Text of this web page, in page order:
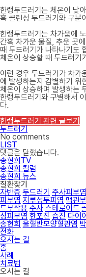
한랭두드러기는 체온이 낮
혹 콜린성 두드러기와 구분
한랭두드러기는 차가움에
간혹 차가운 물질, 추운 곳
때 두드러기가 나타나기도
체온이 상승할 때 두드러기
이런 경우 두드러기가 차가
에 발생하는지 감별하기 위
체온이 상승하며 발생하는
한랭두드러기와 구별해서
다.
한랭두드러기 관련 글보기
두드러기
No comments
LIST
댓글은 닫혔습니다.
송현희TV
송현희 칼럼
송현희 뉴스
질환찾기
자반증 두드러기 주사피부염
피부염 지루성두피염 맥관
드부작용 주사 스테로이드
성피부염 한포진 습진 다이
송현희 울혈반모양혈관염
전화
오시는 길
홈
사례
치료법
오시는 길